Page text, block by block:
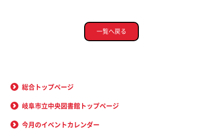
一覧へ戻る
総合トップページ
岐阜市立中央図書館トップページ
今月のイベントカレンダー